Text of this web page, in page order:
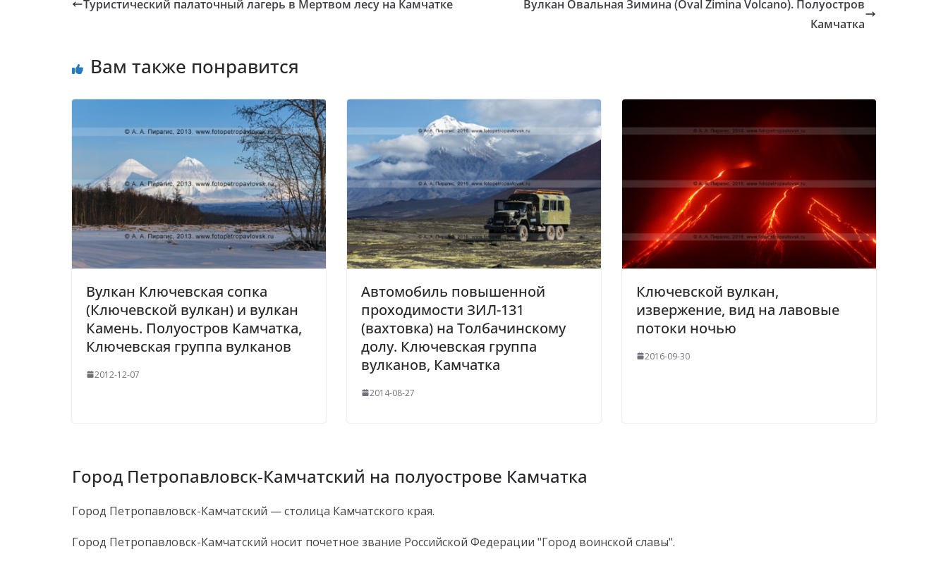
Туристический палаточный лагерь в Мертвом лесу на Камчатке
Вулкан Овальная Зимина (Oval Zimina Volcano). Полуостров
Камчатка
Вам также понравится
Вулкан Ключевская сопка
(Ключевской вулкан) и вулкан
Камень. Полуостров Камчатка,
Ключевская группа вулканов
2012-12-07
Автомобиль повышенной
проходимости ЗИЛ-131
(вахтовка) на Толбачинскому
долу. Ключевская группа
вулканов, Камчатка
2014-08-27
Ключевской вулкан,
извержение, вид на лавовые
потоки ночью
2016-09-30
Город Петропавловск-Камчатский на полуострове Камчатка
Город Петропавловск-Камчатский — столица Камчатского края.
Город Петропавловск-Камчатский носит почетное звание Российской Федерации "Город воинской славы".